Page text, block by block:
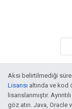
Aksi belirtilmediği
Lisansı altında ve kod
lisanslanmıştır.
göz atın. Java, Oracle